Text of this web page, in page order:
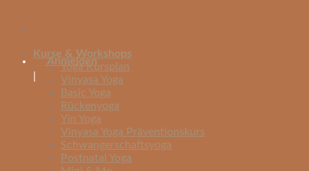
Kurse & Workshops
Yoga Kursplan
Vinyasa Yoga
Basic Yoga
Rückenyoga
Yin Yoga
Vinyasa Yoga Präventionskurs
Schwangerschaftsyoga
Postnatal Yoga
Anmelden